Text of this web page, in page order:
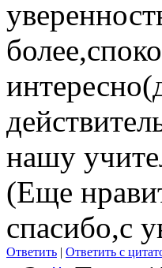
нашу
(Еще
спасибо,с
Ответить | Ответить с